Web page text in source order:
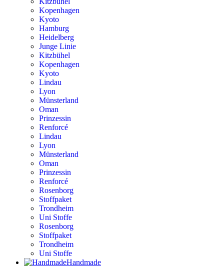
Kopenhagen
Kyoto
Hamburg
Heidelberg
Junge Linie
Kitzbühel
Kopenhagen
Kyoto
Lindau
Lyon
Münsterland
Oman
Prinzessin
Renforcé
Lindau
Lyon
Münsterland
Oman
Prinzessin
Renforcé
Rosenborg
Stoffpaket
Trondheim
Uni Stoffe
Rosenborg
Stoffpaket
Trondheim
Uni Stoffe
Handmade